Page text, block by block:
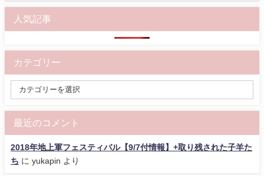
人気記事
カテゴリー
最近のコメント
2018年地上軍フェスティバル【9/7付情報】+取り残された子羊た
ち に yukapin より